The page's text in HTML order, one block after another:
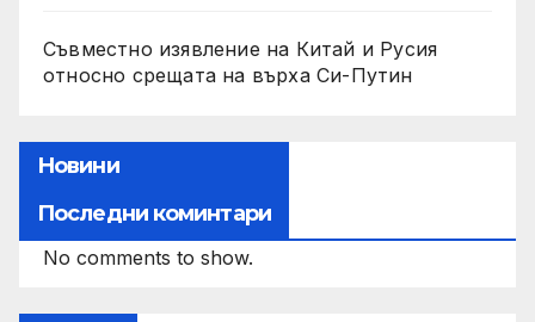
Съвместно изявление на Китай и Русия
относно срещата на върха Си-Путин
Новини
Последни коминтари
No comments to show.